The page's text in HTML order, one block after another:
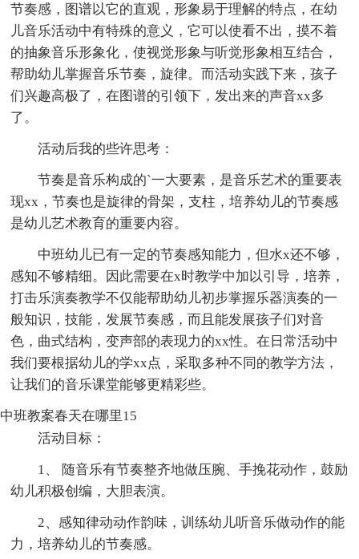
节奏感，图谱以它的直观，形象易于理解的特点，在幼
儿音乐活动中有特殊的意义，它可以使看不出，摸不着
的抽象音乐形象化，使视觉形象与听觉形象相互结合，
帮助幼儿掌握音乐节奏，旋律。而活动实践下来，孩子
们兴趣高极了，在图谱的引领下，发出来的声音xx多
了。
活动后我的些许思考：
节奏是音乐构成的`一大要素，是音乐艺术的重要表
现xx，节奏也是旋律的骨架，支柱，培养幼儿的节奏感
是幼儿艺术教育的重要内容。
中班幼儿已有一定的节奏感知能力，但水x还不够，
感知不够精细。因此需要在x时教学中加以引导，培养，
打击乐演奏教学不仅能帮助幼儿初步掌握乐器演奏的一
般知识，技能，发展节奏感，而且能发展孩子们对音
色，曲式结构，变声部的表现力的xx性。在日常活动中
我们要根据幼儿的学xx点，采取多种不同的教学方法，
让我们的音乐课堂能够更精彩些。
中班教案春天在哪里15
活动目标：
1、 随音乐有节奏整齐地做压腕、手挽花动作，鼓励
幼儿积极创编，大胆表演。
2、感知律动动作韵味，训练幼儿听音乐做动作的能
力，培养幼儿的节奏感。